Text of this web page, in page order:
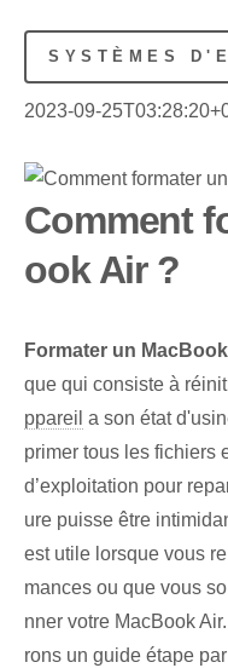
SYSTÈMES
2023-09-
Comment
ook Air ?
Formater un
que qui consiste à
ppareil a⁤ son état
primer tous les fichiers
d’exploitation pour
ure puisse être
est utile lorsque vous
mances ou que vous
nner votre MacBook
rons un guide étape